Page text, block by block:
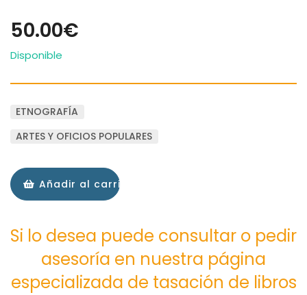
50.00€
Disponible
ETNOGRAFÍA
ARTES Y OFICIOS POPULARES
Añadir al carrito
Si lo desea puede consultar o pedir
asesoría en nuestra página
especializada de tasación de libros